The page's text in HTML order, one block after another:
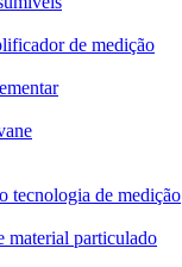
de medição
tecnologia de medição
material particulado